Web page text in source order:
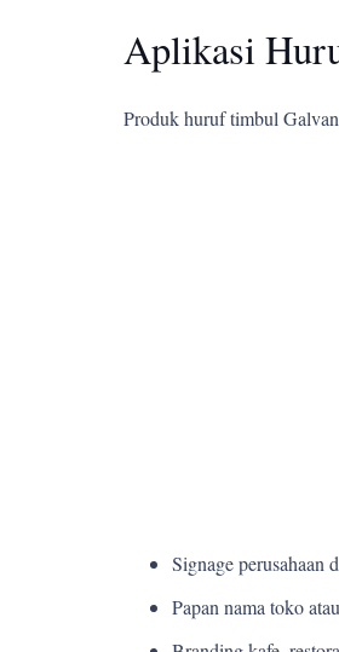
Aplikasi
Produk huruf timbul
Signage perusahaan
Papan nama toko